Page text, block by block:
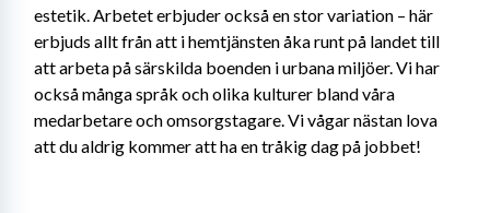
estetik. Arbetet erbjuder också en stor variation – här
erbjuds allt från att i hemtjänsten åka runt på landet till
att arbeta på särskilda boenden i urbana miljöer. Vi har
också många språk och olika kulturer bland våra
medarbetare och omsorgstagare. Vi vågar nästan lova
att du aldrig kommer att ha en tråkig dag på jobbet!